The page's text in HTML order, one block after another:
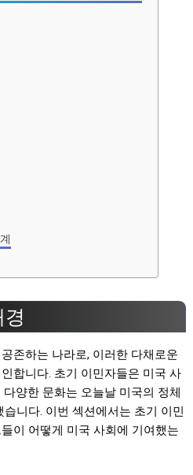
존하는 나라로, 이러한 다채로운
합니다. 초기 이민자들은 미국 사
양한 문화는 오늘날 미국의 정체
니다. 이번 섹션에서는 초기 이민
이 어떻게 미국 사회에 기여했는